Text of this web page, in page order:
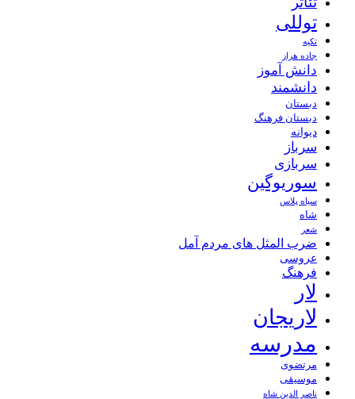
توللی
تکیه
جاده هراز
دانش آموز
دانشمند
دبستان
دبستان فرهنگ
دیوانه
سرباز
سربازی
سوریوگین
سیاه پلاس
شاه
شعر
ضرب المثل های مردم آمل
عروسی
فرهنگ
لار
لاریجان
مدرسه
مرتضوی
موسیقی
ناصر الدین شاه